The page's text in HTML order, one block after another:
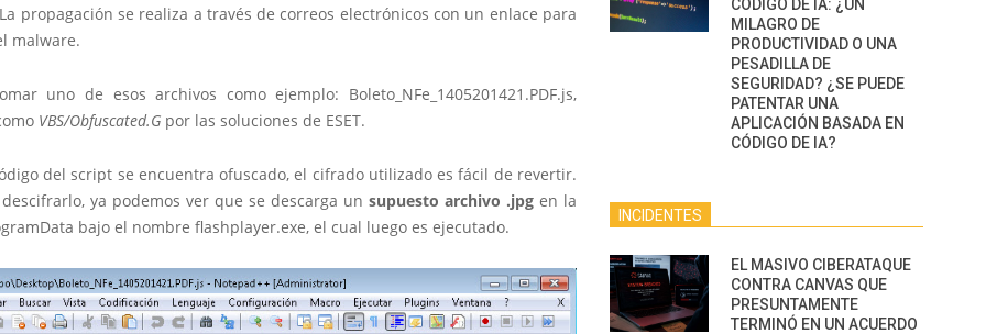
propagación se realiza a través de correos electrónicos con un enlace para
malware.
uno de esos archivos como ejemplo: Boleto_NFe_1405201421.PDF.js,
VBS/Obfuscated.G por las soluciones de ESET.
del script se encuentra ofuscado, el cifrado utilizado es fácil de revertir.
ya podemos ver que se descarga un supuesto archivo .jpg en la
bajo el nombre flashplayer.exe, el cual luego es ejecutado.
CÓDIGO DE IA: ¿UN
MILAGRO DE
PRODUCTIVIDAD O UNA
PESADILLA DE
SEGURIDAD? ¿SE PUEDE
PATENTAR UNA
APLICACIÓN BASADA EN
CÓDIGO DE IA?
INCIDENTES
EL MASIVO CIBERATAQUE
CONTRA CANVAS QUE
PRESUNTAMENTE
TERMINÓ EN UN ACUERDO